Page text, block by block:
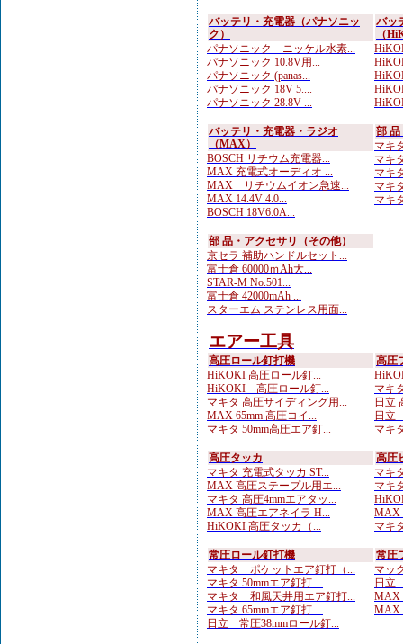
バッテリ・充電器（パナソニッ
ク）
パナソニック ニッケル水素...
パナソニック 10.8V用...
パナソニック (panas...
パナソニック 18V 5....
パナソニック 28.8V ...
バッ
（
バッテリ・充電器・ラジオ
（MAX）
BOSCH リチウム充電器...
MAX 充電式オーディオ ...
MAX リチウムイオン急速...
MAX 14.4V 4.0...
BOSCH 18V6.0A...
部 品
マキ
マキ
マキ
マキ
マキ
部 品・アクセサリ（その他）
京セラ 補助ハンドルセット...
富士倉 60000ｍAh大...
STAR-M No.501...
富士倉 42000mAh ...
スターエム ステンレス用面...
エアー工具
高圧ロール釘打機
HiKOKI 高圧ロール釘...
HiKOKI 高圧ロール釘...
マキタ 高圧サイディング用...
MAX 65mm 高圧コイ...
マキタ 50mm高圧エア釘...
高圧
マキ
日立
日立
マキ
高圧タッカ
マキタ 充電式タッカ ST...
MAX 高圧ステープル用エ...
マキタ 高圧4mmエアタッ...
MAX 高圧エアネイラ H...
HiKOKI 高圧タッカ（...
高圧
マキ
マキ
MAX
マキ
常圧ロール釘打機
マキタ ポケットエア釘打（...
マキタ 50mmエア釘打 ...
マキタ 和風天井用エア釘打...
マキタ 65mmエア釘打 ...
日立 常圧38mmロール釘...
常圧
マッ
日立
MAX
MAX